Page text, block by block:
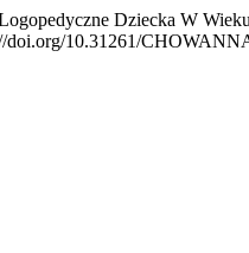
Dziecka W
doi.org/10.31261/